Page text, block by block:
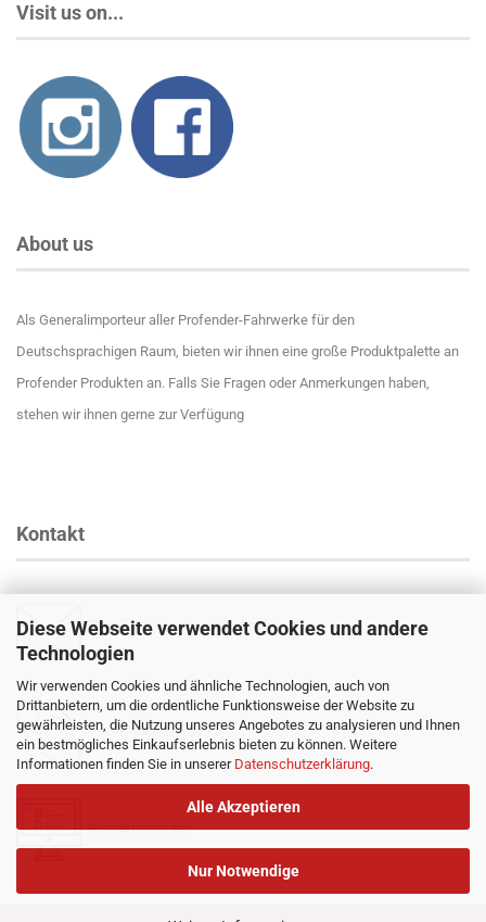
Diese Webseite verwendet Cookies und andere
Technologien
Wir verwenden Cookies und ähnliche Technologien, auch von
Drittanbietern, um die ordentliche Funktionsweise der Website zu
gewährleisten, die Nutzung unseres Angebotes zu analysieren und Ihnen
ein bestmögliches Einkaufserlebnis bieten zu können. Weitere
Informationen finden Sie in unserer Datenschutzerklärung.
Alle Akzeptieren
Nur Notwendige
Visit us on...
About us
Als Generalimporteur aller Profender-Fahrwerke für den
Deutschsprachigen Raum, bieten wir ihnen eine große Produktpalette an
Profender Produkten an. Falls Sie Fragen oder Anmerkungen haben,
stehen wir ihnen gerne zur Verfügung
Kontakt
Email: info@profender-shocks.com
+4917630168024
Kontaktformular